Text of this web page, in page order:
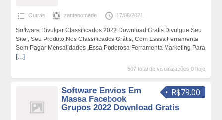
Outras zantenomade 17/08/2021
Software Divulgar Classificados 2022 Download Gratis Divulgue Seu
Site , Seu Produto,Nos Classificados Grátis, Com Esssa Ferramenta
Sem Pagar Mensalidades ,Essa Poderosa Ferramenta Marketing Para
[…]
507 total de visualizações,0 hoje
R$79.00
Software Envios Em
Massa Facebook
Grupos 2022 Download Gratis